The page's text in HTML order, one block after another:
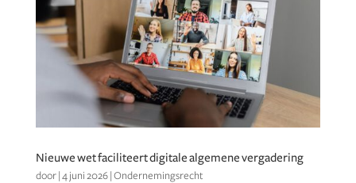
Nieuwe wet faciliteert digitale algemene vergadering
door 4 juni 2026| Ondernemingsrecht